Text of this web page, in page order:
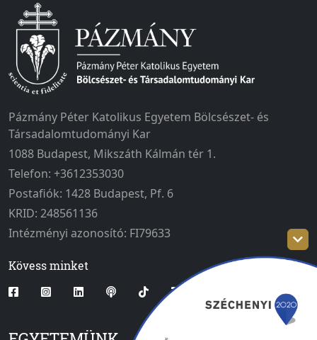
Pázmány Péter Katolikus Egyetem Bölcsészet- és
Társadalomtudományi Kar
1088 Budapest, Mikszáth Kálmán tér 1.
Telefon: +3612353030
Postafiók: 1428 Budapest, Pf. 6
KRID: 248561136
Intézményi azonosító: FI79633
Kövess minket